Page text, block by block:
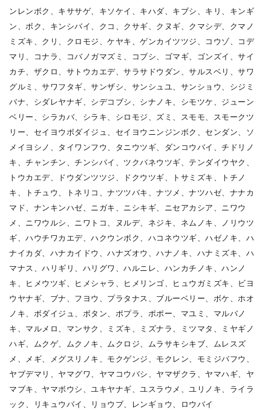
ンレンボク、キササゲ、キソケイ、キハダ、キブシ、キリ、キンギ
ン、ボク、キンシバイ、クコ、クサギ、クヌギ、クマシデ、クマノ
ミズキ、クリ、クロモジ、ケヤキ、ゲンカイツツジ、コウゾ、コデ
マリ、コナラ、コバノガマズミ、コブシ、ゴマギ、ゴンズイ、サイ
カチ、ザクロ、サトウカエデ、サラサドウダン、サルスベリ、サワ
グルミ、サワフタギ、サンザシ、サンシュユ、サンショウ、シジミ
バナ、シダレヤナギ、シデコブシ、シナノキ、シモツケ、ジューン
ベリー、シラカバ、シラキ、シロモジ、ズミ、スモモ、スモークツ
リー、セイヨウボダイジュ、セイヨウニンジンボク、センダン、ソ
メイヨシノ、タイワンフウ、タニウツギ、ダンコウバイ、チドリノ
キ、チャンチン、チンシバイ、ツクバネウツギ、テンダイウヤク、
トウカエデ、ドウダンツツジ、ドクウツギ、トサミズキ、トチノ
キ、トチュウ、トネリコ、ナツツバキ、ナツメ、ナツハゼ、ナナカ
マド、ナンキンハゼ、ニガキ、ニシキギ、ニセアカシア、ニワウ
メ、ニワウルシ、ニワトコ、ヌルデ、ネジキ、ネムノキ、ノリウツ
ギ、ハウチワカエデ、ハクウンボク、ハコネウツギ、ハゼノキ、ハ
ナイカダ、ハナカイドウ、ハナズオウ、ハナノキ、ハナミズキ、ハ
マナス、ハリギリ、ハリグワ、ハルニレ、ハンカチノキ、ハンノ
キ、ヒメウツギ、ヒメシャラ、ヒメリンゴ、ヒュウガミズキ、ビヨ
ウヤナギ、ブナ、フヨウ、プラタナス、ブルーベリー、ボケ、ホオ
ノキ、ボダイジュ、ボタン、ポプラ、ポポー、マユミ、マルバノ
キ、マルメロ、マンサク、ミズキ、ミズナラ、ミツマタ、ミヤギノ
ハギ、ムクゲ、ムクノキ、ムクロジ、ムラサキシキブ、ムレスズ
メ、メギ、メグスリノキ、モクゲンジ、モクレン、モミジバフウ、
ヤブデマリ、ヤマグワ、ヤマコウバシ、ヤマザクラ、ヤマハギ、ヤ
マブキ、ヤマボウシ、ユキヤナギ、ユスラウメ、ユリノキ、ライラ
ック、リキュウバイ、リョウブ、レンギョウ、ロウバイ